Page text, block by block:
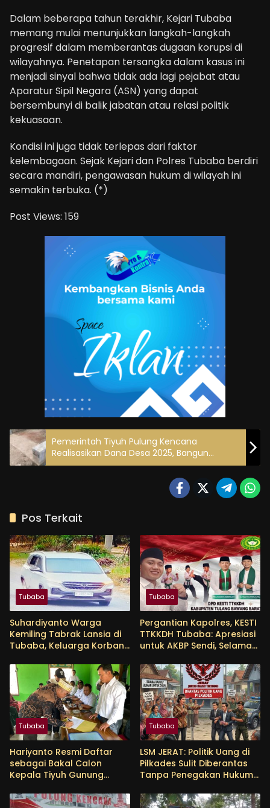
Dalam beberapa tahun terakhir, Kejari Tubaba
memang mulai menunjukkan langkah-langkah
progresif dalam memberantas dugaan korupsi di
wilayahnya. Penetapan tersangka dalam kasus ini
menjadi sinyal bahwa tidak ada lagi pejabat atau
Aparatur Sipil Negara (ASN) yang dapat
bersembunyi di balik jabatan atau relasi politik
kekuasaan.
Kondisi ini juga tidak terlepas dari faktor
kelembagaan. Sejak Kejari dan Polres Tubaba berdiri
secara mandiri, pengawasan hukum di wilayah ini
semakin terbuka. (*)
Post Views: 159
Pemerintah Tiyuh Pulung Kencana
Realisasikan Dana Desa 2025, Bangun
Gorong-gorong di Jalan Lingkungan Suku 03
Pos Terkait
Tubaba
Suhardiyanto Warga
Kemiling Tabrak Lansia di
Tubaba, Keluarga Korban
Tubaba
Pergantian Kapolres, KESTI
TTKKDH Tubaba: Apresiasi
untuk AKBP Sendi, Selamat
Himmawan
Tubaba
Hariyanto Resmi Daftar
sebagai Bakal Calon
Kepala Tiyuh Gunung
Pembangunan dan
Tubaba
LSM JERAT: Politik Uang di
Pilkades Sulit Diberantas
Tanpa Penegakan Hukum